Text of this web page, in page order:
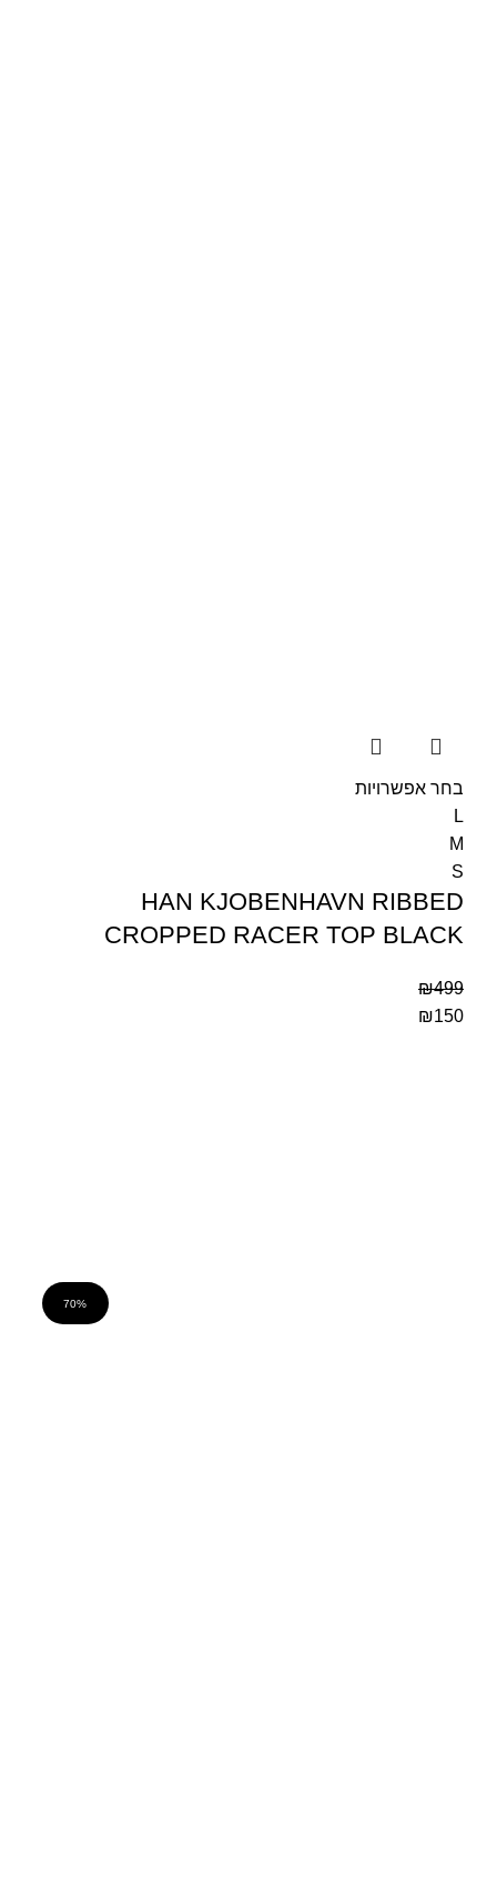
בחר אפשרויות
L
M
S
HAN KJOBENHAVN RIBBED
CROPPED RACER TOP BLACK
₪499
₪150
70%